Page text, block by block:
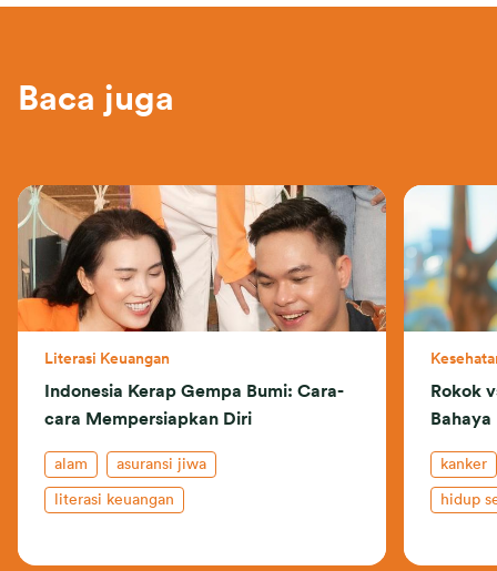
Baca juga
Literasi Keuangan
Indonesia Kerap Gempa Bumi: Cara-
cara Mempersiapkan Diri
alam asuransi jiwa
literasi keuangan
Rokok
Bahaya
kanker
hidup